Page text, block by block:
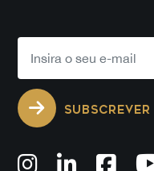
SUBSCREVER